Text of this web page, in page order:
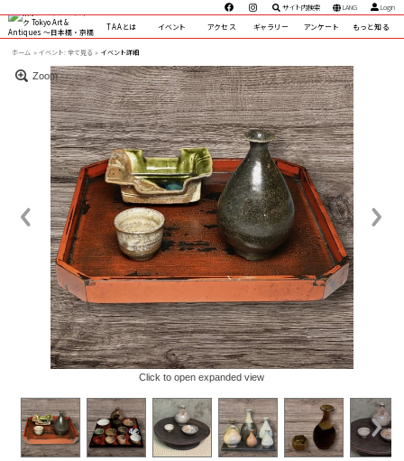
サイト内検索 LANG
Login
TAAとは
イベント アクセス ギャラリー アンケート もっと知る
ホーム イベント:全て見る » イベント詳細
Zoom
Click to open expanded view